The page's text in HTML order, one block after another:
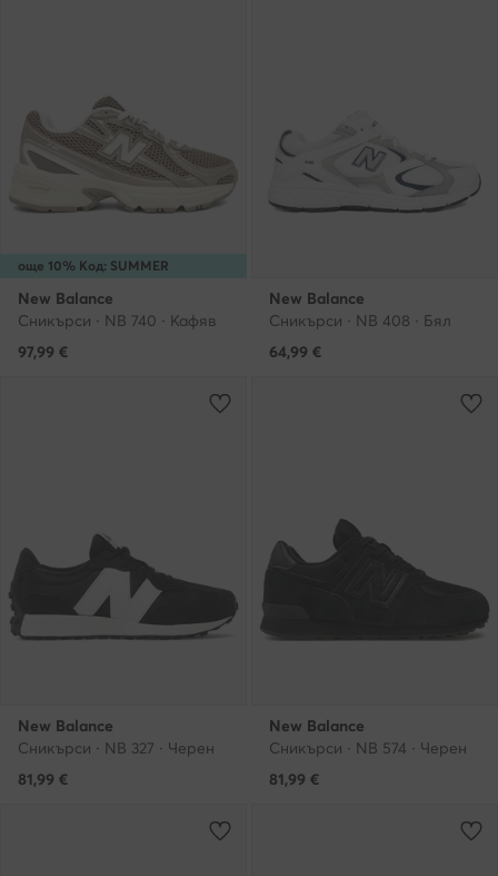
още 10% Код: SUMMER
New Balance
Сникърси · NB 740 · Кафяв
97,99 €
New Balance
Сникърси · NB 408 · Бял
64,99 €
New Balance
Сникърси · NB 327 · Черен
81,99 €
New Balance
Сникърси · NB 574 · Черен
81,99 €